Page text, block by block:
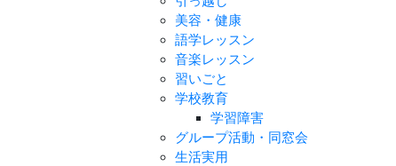
美容・健康
語学レッスン
音楽レッスン
習いごと
学校教育
学習障害
グループ活動・同窓会
生活実用